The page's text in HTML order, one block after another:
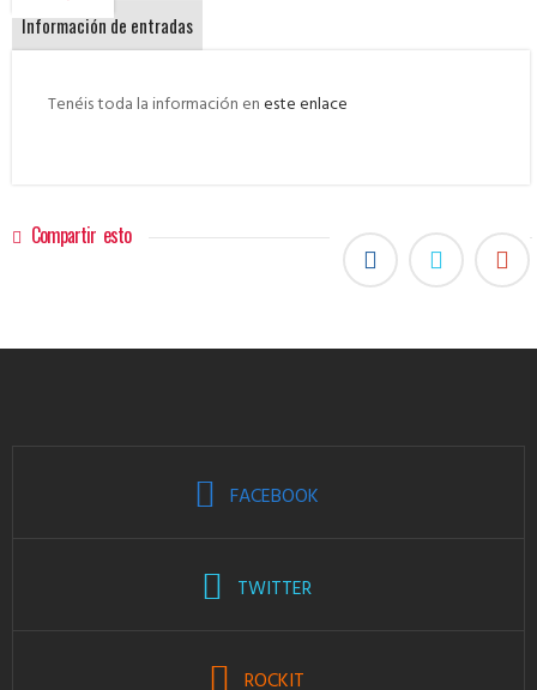
Información de entradas
Tenéis toda la información eneste enlace
Compartir esto
FACEBOOK
TWITTER
ROCKIT